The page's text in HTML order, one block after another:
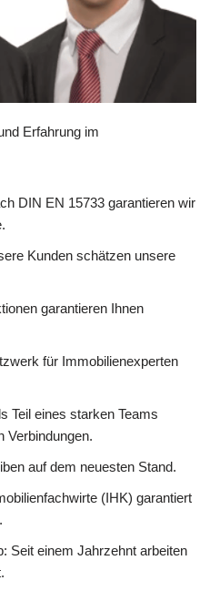
Erfahrung im
DIN EN 15733 garantieren wir
Kunden schätzen unsere
garantieren Ihnen
für Immobilienexperten
Teil eines starken Teams
Verbindungen.
auf dem neuesten Stand.
(IHK) garantiert
Seit einem Jahrzehnt arbeiten